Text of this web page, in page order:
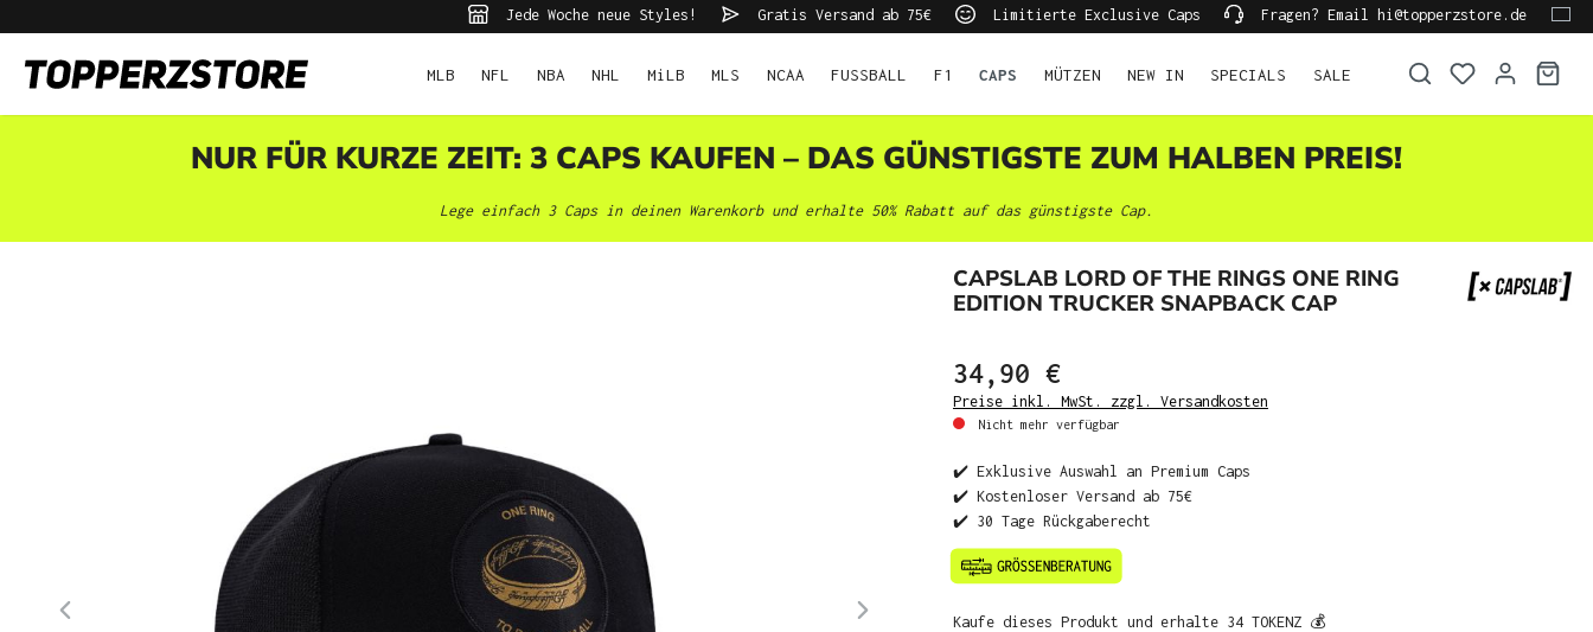
Jede Woche neue Styles! Gratis Versand ab 75€ Limitierte Exclusive Caps Fragen? Email hi@topperzstore.de
MLB NFL NBA NHL MiLB MLS NCAA FUSSBALL F1 CAPS MÜTZEN NEW IN SPECIALS SALE
NUR FÜR KURZE ZEIT: 3 CAPS KAUFEN – DAS GÜNSTIGSTE ZUM HALBEN PREIS!
Lege einfach 3 Caps in deinen Warenkorb und erhalte 50% Rabatt auf das günstigste Cap.
CAPSLAB LORD OF THE RINGS ONE RING
EDITION TRUCKER SNAPBACK CAP
34,90 €
Preise inkl. MwSt. zzgl. Versandkosten
Nicht mehr verfügbar
✔️ Exklusive Auswahl an Premium Caps
✔️ Kostenloser Versand ab 75€
✔️ 30 Tage Rückgaberecht
Kaufe dieses Produkt und erhalte 34 TOKENZ 💰